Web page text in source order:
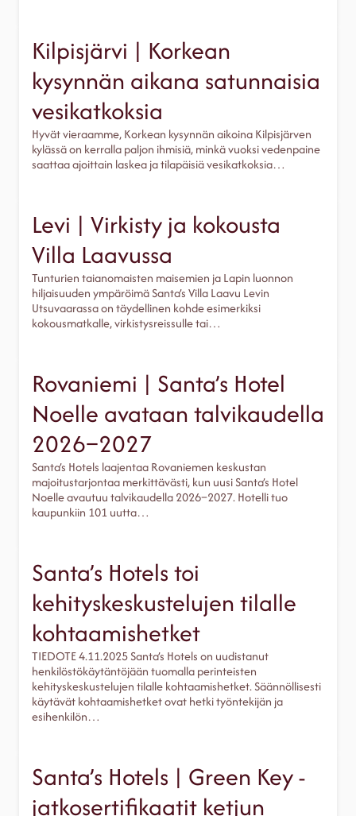
Kilpisjärvi | Korkean
kysynnän aikana satunnaisia
vesikatkoksia
Hyvät vieraamme, Korkean kysynnän aikoina Kilpisjärven
kylässä on kerralla paljon ihmisiä, minkä vuoksi vedenpaine
saattaa ajoittain laskea ja tilapäisiä vesikatkoksia…
Levi | Virkisty ja kokousta
Villa Laavussa
Tunturien taianomaisten maisemien ja Lapin luonnon
hiljaisuuden ympäröimä Santa’s Villa Laavu Levin
Utsuvaarassa on täydellinen kohde esimerkiksi
kokousmatkalle, virkistysreissulle tai…
Rovaniemi | Santa’s Hotel
Noelle avataan talvikaudella
2026–2027
Santa’s Hotels laajentaa Rovaniemen keskustan
majoitustarjontaa merkittävästi, kun uusi Santa’s Hotel
Noelle avautuu talvikaudella 2026–2027. Hotelli tuo
kaupunkiin 101 uutta…
Santa’s Hotels toi
kehityskeskustelujen tilalle
kohtaamishetket
TIEDOTE 4.11.2025 Santa’s Hotels on uudistanut
henkilöstökäytäntöjään tuomalla perinteisten
kehityskeskustelujen tilalle kohtaamishetket. Säännöllisesti
käytävät kohtaamishetket ovat hetki työntekijän ja
esihenkilön…
Santa’s Hotels | Green Key -
jatkosertifikaatit ketjun